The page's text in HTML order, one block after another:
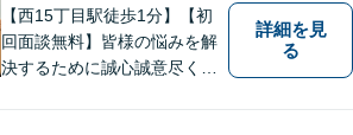
【西15丁目駅徒歩1分】【初
回面談無料】皆様の悩みを解
決するために誠心誠意尽くし
詳細を見
る